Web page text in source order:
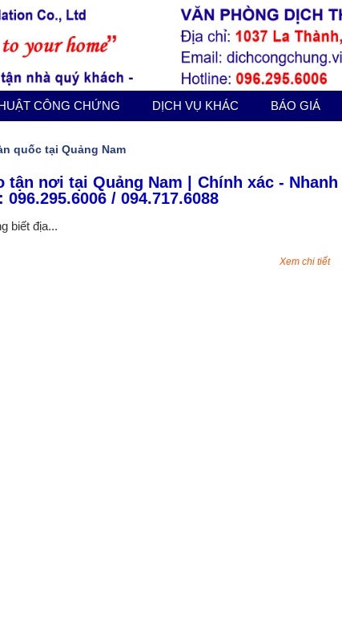
CÔNG CHỨNG DỊCH VỤ KHÁC BÁO GIÁ
quốc tại Quảng Nam
nơi tại Quảng Nam | Chính xác - Nhanh
/ 094.717.6088
biết địa...
Xem chi tiết